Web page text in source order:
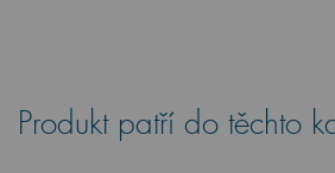
Produkt patří do těchto